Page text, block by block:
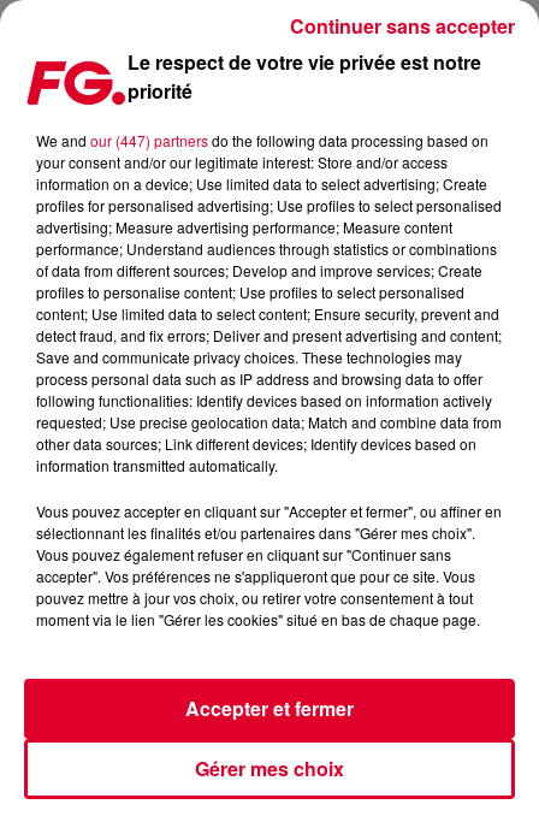
FEDDE LE GRAND: NOUVEAU CLIP
Publié : 8 juillet 2015 à 10h01 par La rédaction
Le résident Radio FG a récemment sorti son titreCinematic
également posté la vidéo officielle qui est aussi réussie que
Le respect de votre vie privée est notre
priorité
We and our (447) partnersdo the following data processing based on
your consent and/or our legitimate interest: Store and/or access
information on a device; Use limited data to select advertising; Create
profiles for personalised advertising; Use profiles to select personalised
advertising; Measure advertising performance; Measure content
performance; Understand audiences through statistics or combinations
of data from different sources; Develop and improve services; Create
profiles to personalise content; Use profiles to select personalised
content; Use limited data to select content; Ensure security, prevent and
detect fraud, and fix errors; Deliver and present advertising and content;
Save and communicate privacy choices. These technologies may
process personal data such as IP address and browsing data to offer
following functionalities: Identify devices based on information actively
requested; Use precise geolocation data; Match and combine data from
other data sources; Link different devices; Identify devices based on
information transmitted automatically.
Vous pouvez accepter en cliquant sur "Accepter et fermer", ou affiner en
sélectionnant les finalités et/ou partenaires dans "Gérer mes choix".
Vous pouvez également refuser en cliquant sur "Continuer sans
accepter". Vos préférences ne s'appliqueront que pour ce site. Vous
pouvez mettre à jour vos choix, ou retirer votre consentement à tout
moment via le lien "Gérer les cookies" situé en bas de chaque page.
Gérer mes choix
Accepter et fermer
Continuer sans accepter